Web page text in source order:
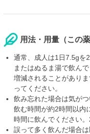
用法・用量（この
通常、成人は1日7.5gを
またはぬるま湯で飲ん
増減されることがあり
ってください。
飲み忘れた場合は気が
飲む時間が約2時間以内
時間に飲んでください
誤って多く飲んだ場合